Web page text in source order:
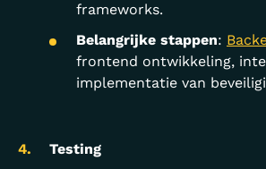
frameworks.
Belangrijke stappen:
frontend ontwikkeling,
implementatie van
Testing